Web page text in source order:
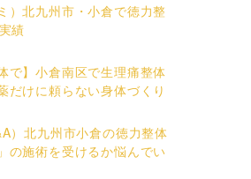
）北九州市・小倉で徳力整
績
で】小倉南区で生理痛整体
だけに頼らない身体づくり
）北九州市小倉の徳力整体
の施術を受けるか悩んでい